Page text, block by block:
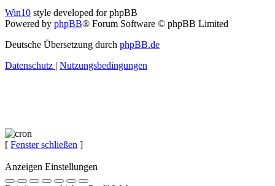
Win10 style developed for phpBB
Powered by phpBB® Forum Software © phpBB Limited
Deutsche Übersetzung durch phpBB.de
Datenschutz | Nutzungsbedingungen
[ Fenster schließen ]
Anzeigen Einstellungen